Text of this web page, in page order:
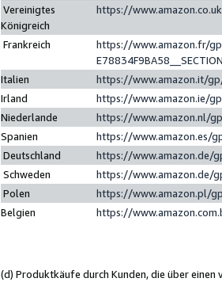
Vereinigtes
Königreich
https://
Frankreich
https://www.amazon.fr/
Italien
https://www.amazon.it/
Irland
https://www.amazon.ie/
Niederlande
https://www.amazon.nl/
Spanien
https://www.amazon.es/
Deutschland
https://www.amazon.de/
Schweden
https://www.amazon.de/
Polen
https://www.amazon.pl/
Belgien
https://
(d) Produktkäufe durch Kunden, die über